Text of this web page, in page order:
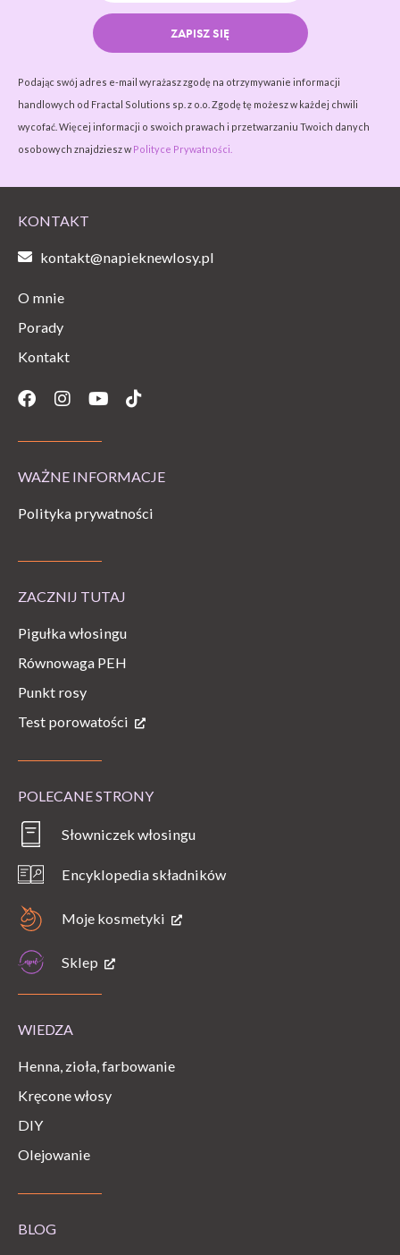
ZAPISZ SIĘ
Podając swój adres e-mail wyrażasz zgodę na otrzymywanie informacji
handlowych od Fractal Solutions sp. z o.o. Zgodę tę możesz w każdej chwili
wycofać. Więcej informacji o swoich prawach i przetwarzaniu Twoich danych
osobowych znajdziesz w Polityce Prywatności.
KONTAKT
kontakt@napieknewlosy.pl
O mnie
Porady
Kontakt
Facebook
Instagram
YoutubeTiktok
WAŻNE INFORMACJE
Polityka prywatności
ZACZNIJ TUTAJ
Pigułka włosingu
Równowaga PEH
Punkt rosy
Test porowatości
POLECANE STRONY
Słowniczek włosingu
Encyklopedia składników
Moje kosmetyki
Sklep
WIEDZA
Henna, zioła, farbowanie
Kręcone włosy
DIY
Olejowanie
BLOG